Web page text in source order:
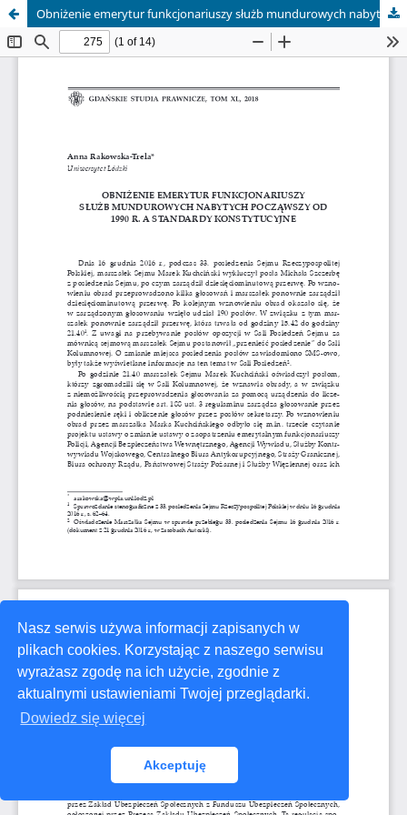
Nasz serwis używa informacji zapisanych w
plikach cookies. Korzystając z naszego serwisu
wyrażasz zgodę na ich użycie, zgodnie z
aktualnymi ustawieniami Twojej przeglądarki.
Dowiedz się więcej
Akceptuję
Obniżenie emerytur funkcjonariuszy służb mundurowych nabytych począwszy od 1990 r. a standardy konstytucyjne